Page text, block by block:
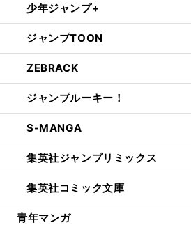
少年ジャンプ+
ジャンプTOON
ZEBRACK
ジャンプルーキー！
S-MANGA
集英社ジャンプリミックス
集英社コミック文庫
青年マンガ